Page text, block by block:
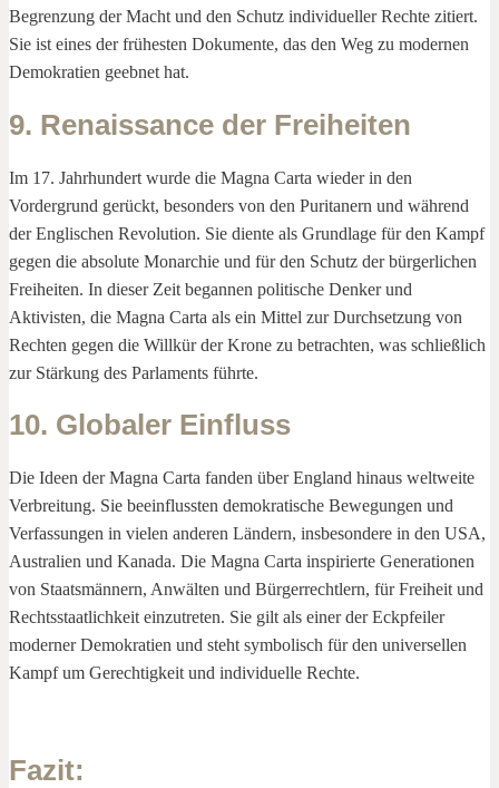
Begrenzung der Macht und den Schutz individueller Rechte zitiert.
Sie ist eines der frühesten Dokumente, das den Weg zu modernen
Demokratien geebnet hat.
9. Renaissance der Freiheiten
Im 17. Jahrhundert wurde die Magna Carta wieder in den
Vordergrund gerückt, besonders von den Puritanern und während
der Englischen Revolution. Sie diente als Grundlage für den Kampf
gegen die absolute Monarchie und für den Schutz der bürgerlichen
Freiheiten. In dieser Zeit begannen politische Denker und
Aktivisten, die Magna Carta als ein Mittel zur Durchsetzung von
Rechten gegen die Willkür der Krone zu betrachten, was schließlich
zur Stärkung des Parlaments führte.
10. Globaler Einfluss
Die Ideen der Magna Carta fanden über England hinaus weltweite
Verbreitung. Sie beeinflussten demokratische Bewegungen und
Verfassungen in vielen anderen Ländern, insbesondere in den USA,
Australien und Kanada. Die Magna Carta inspirierte Generationen
von Staatsmännern, Anwälten und Bürgerrechtlern, für Freiheit und
Rechtsstaatlichkeit einzutreten. Sie gilt als einer der Eckpfeiler
moderner Demokratien und steht symbolisch für den universellen
Kampf um Gerechtigkeit und individuelle Rechte.
Fazit: